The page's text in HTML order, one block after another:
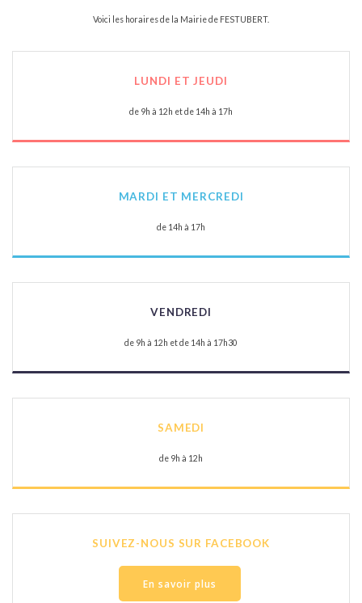
Voici les horaires de la Mairie de FESTUBERT.
LUNDI ET JEUDI
de 9h à 12h et de 14h à 17h
MARDI ET MERCREDI
de 14h à 17h
VENDREDI
de 9h à 12h et de 14h à 17h30
SAMEDI
de 9h à 12h
SUIVEZ-NOUS SUR FACEBOOK
En savoir plus